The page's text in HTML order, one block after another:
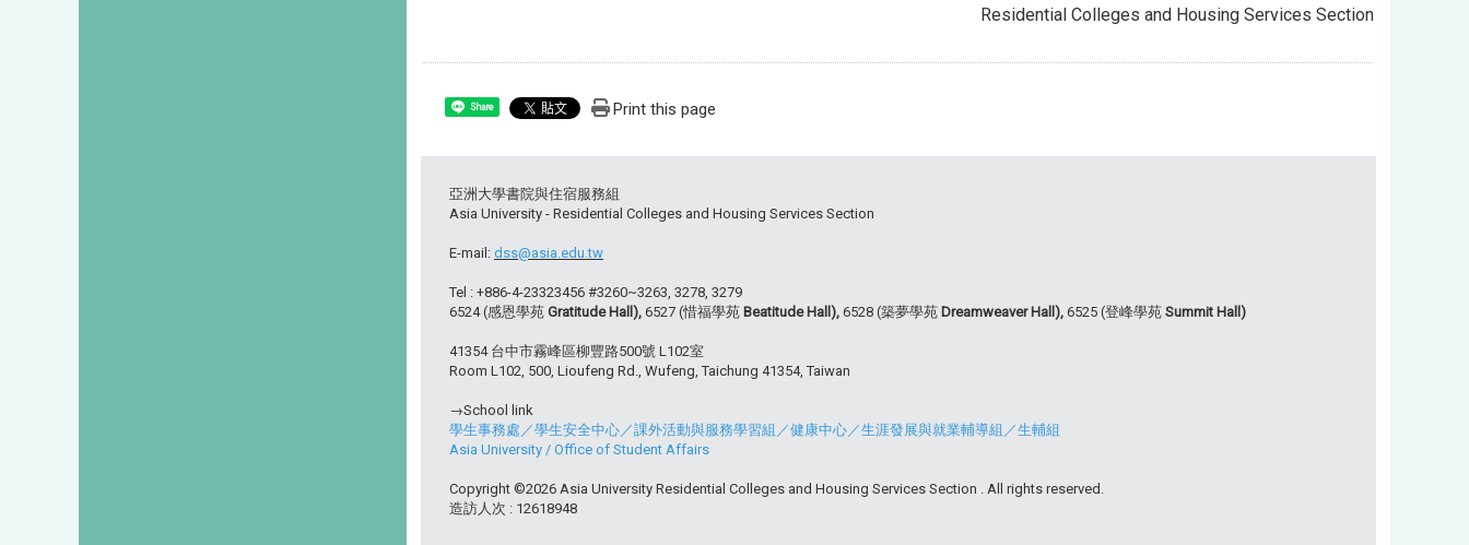
Residential Colleges and Housing Services Section
Share Print this page
亞洲大學書院與住宿服務組
Asia University - Residential Colleges and Housing Services Section
E-mail:dss@asia.edu.tw
Tel : +886-4-23323456 #3260~3263, 3278, 3279
6524 (感恩學苑Gratitude Hall),6527 (惜福學苑 Beatitude Hall),6528 (築夢學苑 Dreamweaver Hall),6525 (登峰學苑Summit Hall)
41354 台中市霧峰區柳豐路500號 L102室
Room L102, 500, Lioufeng Rd., Wufeng, Taichung 41354, Taiwan
→School link
學生事務處 ／學生安全中心 ／課外活動與服務學習組 ／健康中心 ／生涯發展與就業輔導組 ／生輔組
Asia University /Office of Student Affairs
Copyright ©2026 Asia University Residential Colleges and Housing Services Section . All rights reserved.
造訪人次 : 12618948